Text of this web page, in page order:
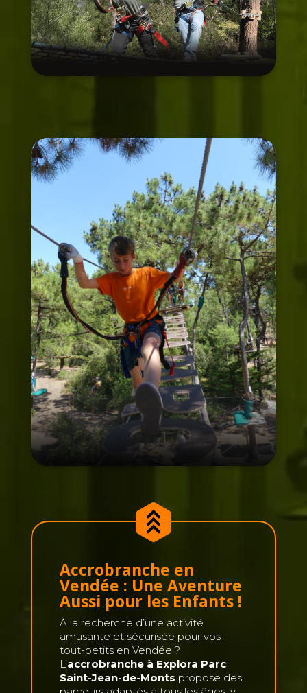
Accrobranche en
Vendée : Une Aventure
Aussi pour les Enfants !
À la recherche d’une activité
amusante et sécurisée pour vos
tout-petits en Vendée ?
L’accrobranche à Explora Parc
Saint-Jean-de-Monts propose des